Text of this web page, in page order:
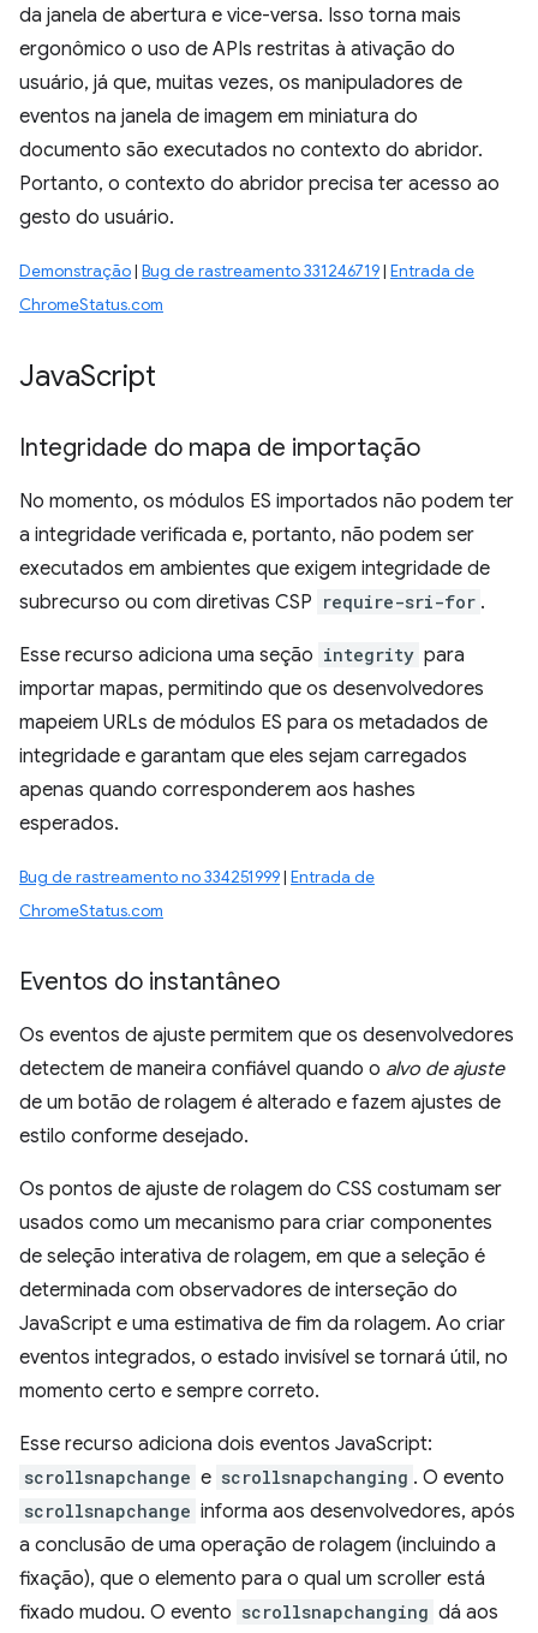
da janela de abertura e vice-versa. Isso torna mais
ergonômico o uso de APIs restritas à ativação do
usuário, já que, muitas vezes, os manipuladores de
eventos na janela de imagem em miniatura do
documento são executados no contexto do abridor.
Portanto, o contexto do abridor precisa ter acesso ao
gesto do usuário.
Demonstração| Bug de rastreamento 331246719| Entrada de
ChromeStatus.com
JavaScript
Integridade do mapa de importação
No momento, os módulos ES importados não podem ter
a integridade verificada e, portanto, não podem ser
executados em ambientes que exigem integridade de
subrecurso ou com diretivas CSP require-sri-for .
Esse recurso adiciona uma seção integrity para
importar mapas, permitindo que os desenvolvedores
mapeiem URLs de módulos ES para os metadados de
integridade e garantam que eles sejam carregados
apenas quando corresponderem aos hashes
esperados.
Bug de rastreamento no 334251999| Entrada de
ChromeStatus.com
Eventos do instantâneo
Os eventos de ajuste permitem que os desenvolvedores
detectem de maneira confiável quando o alvo de ajuste
de um botão de rolagem é alterado e fazem ajustes de
estilo conforme desejado.
Os pontos de ajuste de rolagem do CSS costumam ser
usados como um mecanismo para criar componentes
de seleção interativa de rolagem, em que a seleção é
determinada com observadores de interseção do
JavaScript e uma estimativa de fim da rolagem. Ao criar
eventos integrados, o estado invisível se tornará útil, no
momento certo e sempre correto.
Esse recurso adiciona dois eventos JavaScript:
scrollsnapchange e scrollsnapchanging . O evento
scrollsnapchange informa aos desenvolvedores, após
a conclusão de uma operação de rolagem (incluindo a
fixação), que o elemento para o qual um scroller está
fixado mudou. O evento scrollsnapchanging dá aos